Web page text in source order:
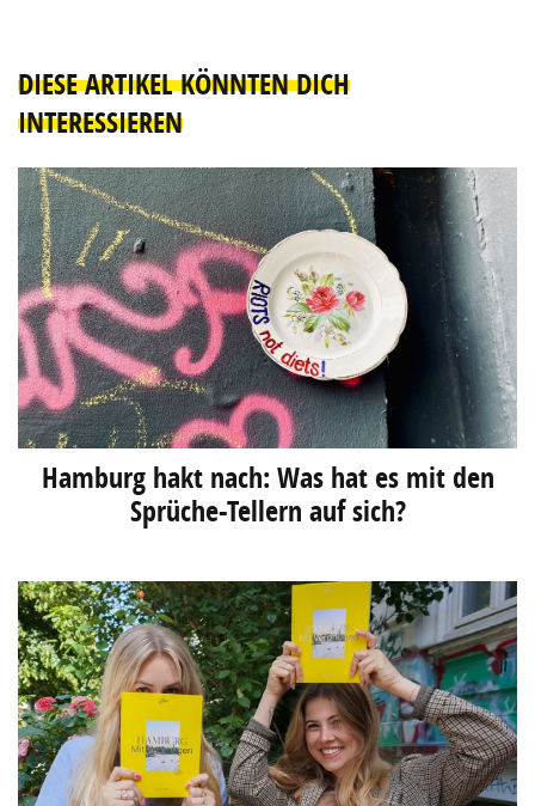
DIESE ARTIKEL KÖNNTEN DICH
INTERESSIEREN
Hamburg hakt nach: Was hat es mit den
Sprüche-Tellern auf sich?